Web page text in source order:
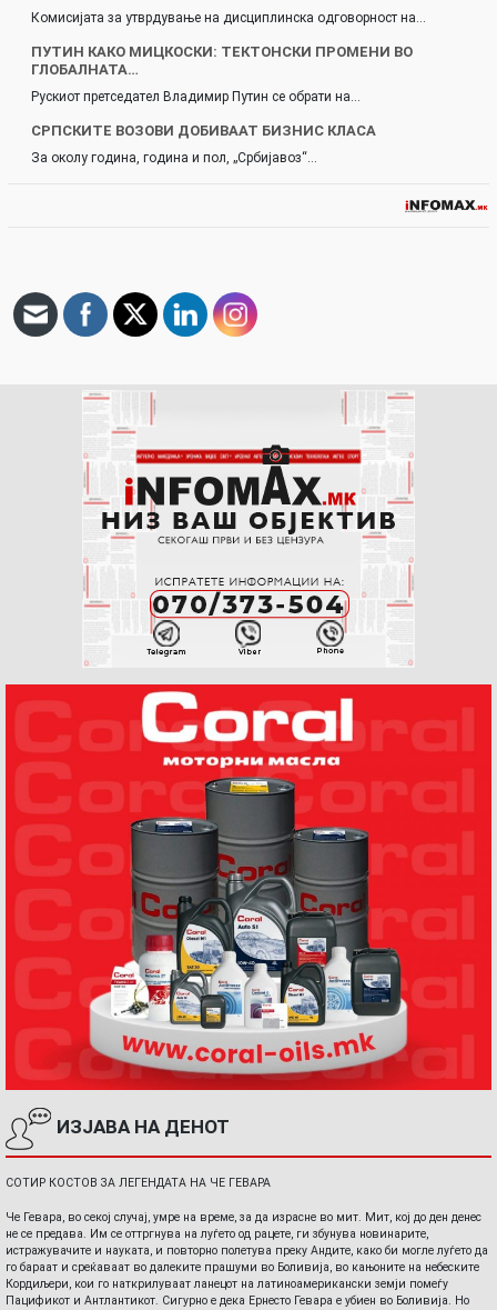
Комисијата за утврдување на дисциплинска одговорност на…
ПУТИН КАКО МИЦКОСКИ: ТЕКТОНСКИ ПРОМЕНИ ВО
ГЛОБАЛНАТА…
Рускиот претседател Владимир Путин се обрати на…
СРПСКИТЕ ВОЗОВИ ДОБИВААТ БИЗНИС КЛАСА
За околу година, година и пол, „Србијавоз“…
ИЗЈАВА НА ДЕНОТ
СОТИР КОСТОВ ЗА ЛЕГЕНДАТА НА ЧЕ ГЕВАРА
Че Гевара, во секој случај, умре на време, за да израсне во мит. Мит, кој до ден денес
не се предава. Им се оттргнува на луѓето од рацете, ги збунува новинарите,
истражувачите и науката, и повторно полетува преку Андите, како би могле луѓето да
го бараат и среќаваат во далеките прашуми во Боливија, во кањоните на небеските
Кордиљери, кои го наткрилуваат ланецот на латиноамерикански земји помеѓу
Пацификот и Антлантикот. Сигурно е дека Ернесто Гевара е убиен во Боливија. Но